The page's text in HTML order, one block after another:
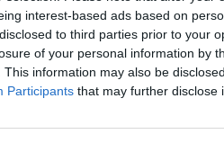
interest-based ads based on
to third parties prior to your
of your personal information by
This information may also be
Participants that may further disclose